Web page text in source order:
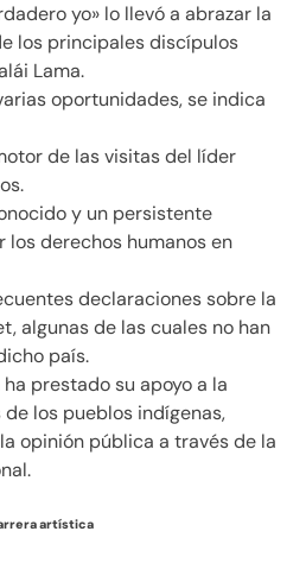
yo» lo llevó a abrazar la
los principales discípulos
Lama.
oportunidades, se indica
de las visitas del líder
y un persistente
derechos humanos en
declaraciones sobre la
algunas de las cuales no han
país.
prestado su apoyo a la
los pueblos indígenas,
opinión pública a través de la
artística